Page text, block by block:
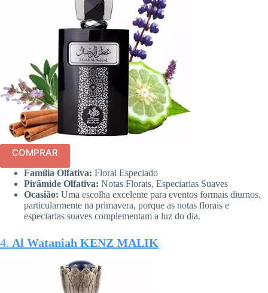
COMPRAR
Família Olfativa: Floral Especiado
Pirâmide Olfativa: Notas Florais, Especiarias Suaves
Ocasião: Uma escolha excelente para eventos formais diurnos,
particularmente na primavera, porque as notas florais e
especiarias suaves complementam a luz do dia.
4. Al Wataniah KENZ MALIK